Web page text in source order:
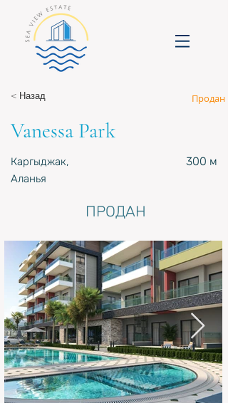
< Назад Продан
Vanessa Park
Каргыджак,
Аланья
300 м
ПРОДАН